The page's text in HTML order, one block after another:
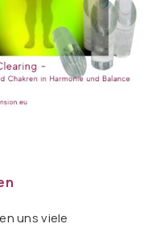
uns viele